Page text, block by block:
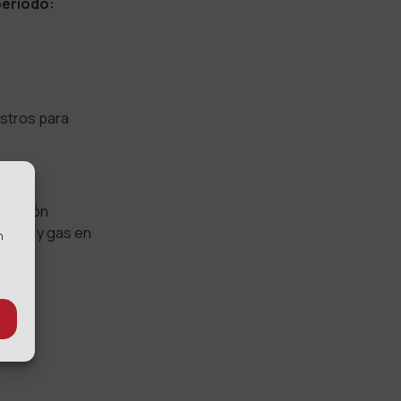
para
y gas en